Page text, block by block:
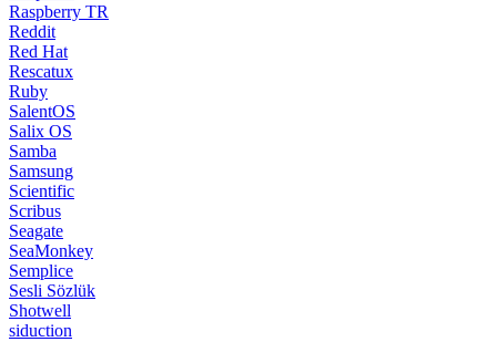
Raspberry TR
Reddit
Red Hat
Rescatux
Ruby
SalentOS
Salix OS
Samba
Samsung
Scientific
Scribus
Seagate
SeaMonkey
Semplice
Sesli Sözlük
Shotwell
siduction